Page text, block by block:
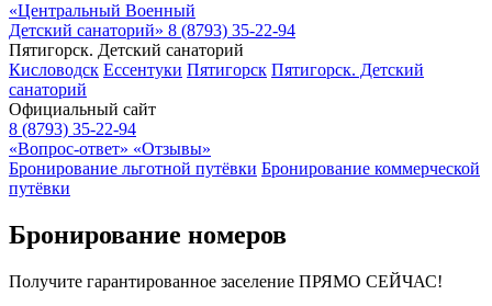
«Центральный Военный
Детский санаторий» 8 (8793) 35-22-94
Пятигорск. Детский санаторий
Кисловодск Ессентуки Пятигорск Пятигорск. Детский
санаторий
Официальный сайт
8 (8793) 35-22-94
«Вопрос-ответ» «Отзывы»
Бронирование льготной путёвки Бронирование коммерческой
путёвки
Бронирование номеров
Получите гарантированное заселение ПРЯМО СЕЙЧАС!